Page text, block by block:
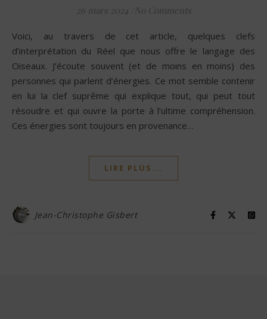
26 mars 2024 No Comments
Voici, au travers de cet article, quelques clefs
d’interprétation du Réel que nous offre le langage des
Oiseaux. J’écoute souvent (et de moins en moins) des
personnes qui parlent d’énergies. Ce mot semble contenir
en lui la clef suprême qui explique tout, qui peut tout
résoudre et qui ouvre la porte à l’ultime compréhension.
Ces énergies sont toujours en provenance…
LIRE PLUS...
Jean-Christophe Gisbert